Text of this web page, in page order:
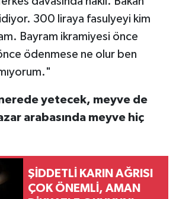
300 liraya fasulyeyi kim
Bayram ikramiyesi önce
ödenmese ne olur ben
nerede yetecek, meyve de
arabasında meyve hiç
ŞİDDETLİ KARIN AĞRISI
ÇOK ÖNEMLİ, AMAN